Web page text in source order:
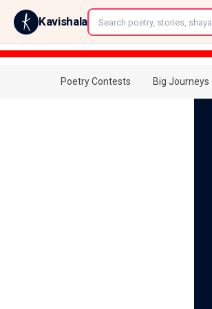
Kavishala
Poetry Contests Big Journeys